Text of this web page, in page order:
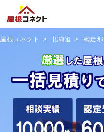
屋根コネクト 北海道 網走郡